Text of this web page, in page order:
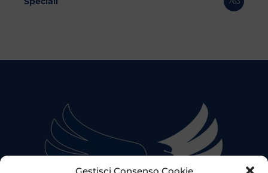
Gestisci Consenso Cookie